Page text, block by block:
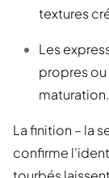
textures
Les
propres ou
maturation.
La finition – la
confirme